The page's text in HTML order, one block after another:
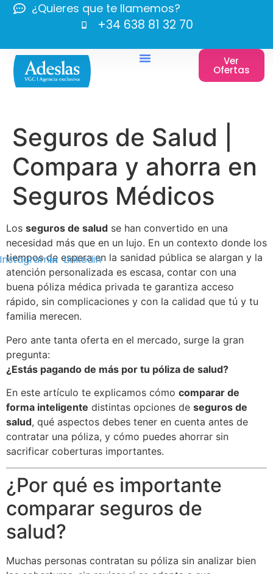
¿Quieres que te llamemos?
+34 638 81 32 70
Ver
Ofertas
Instagram Linkedin
Seguros de Salud |
Compara y ahorra en
Seguros Médicos
Los seguros de salud se han convertido en una
necesidad más que en un lujo. En un contexto donde los
tiempos de espera en la sanidad pública se alargan y la
atención personalizada es escasa, contar con una
buena póliza médica privada te garantiza acceso
rápido, sin complicaciones y con la calidad que tú y tu
familia merecen.
Pero ante tanta oferta en el mercado, surge la gran
pregunta:
¿Estás pagando de más por tu póliza de salud?
En este artículo te explicamos cómo comparar de
forma inteligente distintas opciones de seguros de
salud, qué aspectos debes tener en cuenta antes de
contratar una póliza, y cómo puedes ahorrar sin
sacrificar coberturas importantes.
¿Por qué es importante
comparar seguros de
salud?
Muchas personas contratan su póliza sin analizar bien